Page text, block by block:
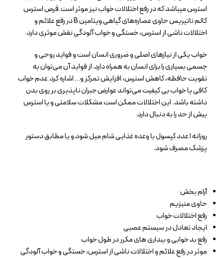
استرس میباشد که در رفع اختلالات خواب نیز موثر است.قرص استرس
کالم ناتیریس حاوی عصاره‌های گیاهی ویتامین B در رفع علائم و
اختلالات ناشی از استرس، خستگی و خواب آلودگی نقش موثری دارد.
خواب یکی از نیازهای اصلی و ضروری انسان است و فواید روحی و
جسمی بسیاری را برای انسان به همراه دارد.از فواید آن می‌توان به
تقویت حافظه، کاهش استرس، افزایش تمرکز و… اشاره کرد.عدم خواب
کافی یا خواب بی کیفیت می‌تواند عوارض جبران ناپذیری بر روی بدن
داشته باشد. این اختلالات ممکن است مشکلات سلامتی و یا استرس
بیش از حد را به دنبال دارد.
روزانه ۱ عدد کپسول با وعده غذایی شام میل شود و یا مطابق دستور
پزشک مصرف شود.
آرام بخش
حاوی منیزیم
رفع اختلالات خواب
ایجاد تعادل در سیستم عصبی
رفع بد خوابی و بیداری های مکرر در طول خواب
موثر در رفع علائم و اختلالات ناشی از استرس، خستگی و خواب آلودگی